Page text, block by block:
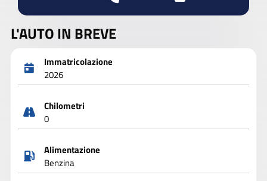
L'AUTO IN BREVE
Immatricolazione
2026
Chilometri
0
Alimentazione
Benzina